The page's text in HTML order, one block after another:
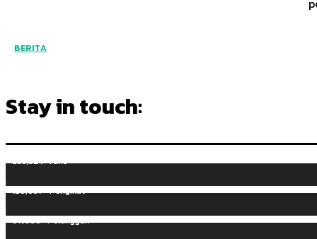
BERITA
Stay in touch:
255,324 Fans
128,657 Pengikut
97,058 Pelanggan